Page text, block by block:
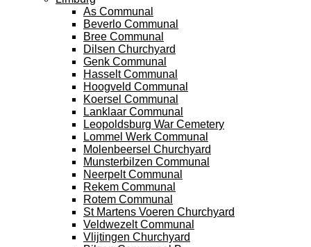
As Communal
Beverlo Communal
Bree Communal
Dilsen Churchyard
Genk Communal
Hasselt Communal
Hoogveld Communal
Koersel Communal
Lanklaar Communal
Leopoldsburg War Cemetery
Lommel Werk Communal
Molenbeersel Churchyard
Munsterbilzen Communal
Neerpelt Communal
Rekem Communal
Rotem Communal
St Martens Voeren Churchyard
Veldwezelt Communal
Vlijtingen Churchyard